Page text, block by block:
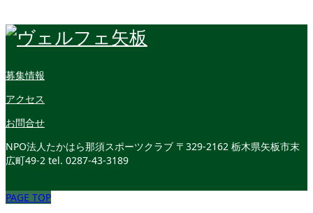
募集情報
アクセス
お問合せ
NPO法人たかはら那須スポーツクラブ 〒329-2162 栃木県矢板市末
広町49-2 tel. 0287-43-3189
PAGE TOP